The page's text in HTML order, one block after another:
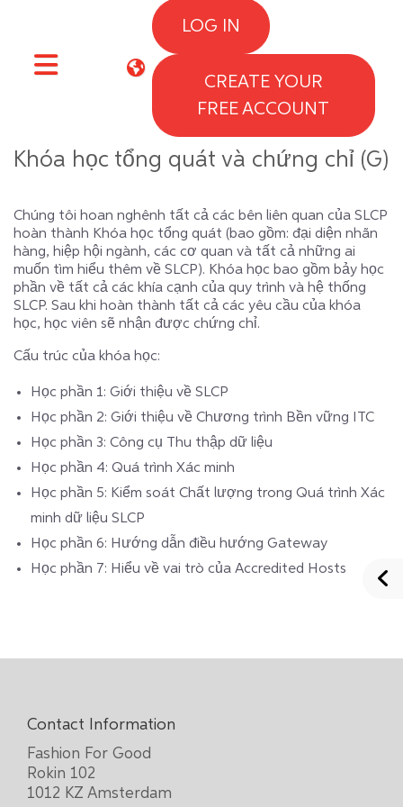
LOG IN
CREATE YOUR
FREE ACCOUNT
Khóa học tổng quát và chứng chỉ (G)
Chúng tôi hoan nghênh tất cả các bên liên quan của SLCP
hoàn thành Khóa học tổng quát (bao gồm: đại diện nhãn
hàng, hiệp hội ngành, các cơ quan và tất cả những ai
muốn tìm hiểu thêm về SLCP). Khóa học bao gồm bảy học
phần về tất cả các khía cạnh của quy trình và hệ thống
SLCP. Sau khi hoàn thành tất cả các yêu cầu của khóa
học, học viên sẽ nhận được chứng chỉ.
Cấu trúc của khóa học:
Học phần 1: Giới thiệu về SLCP
Học phần 2: Giới thiệu về Chương trình Bền vững ITC
Học phần 3: Công cụ Thu thập dữ liệu
Học phần 4: Quá trình Xác minh
Học phần 5: Kiểm soát Chất lượng trong Quá trình Xác
minh dữ liệu SLCP
Học phần 6: Hướng dẫn điều hướng Gateway
Học phần 7: Hiểu về vai trò của Accredited Hosts
Contact Information
Fashion For Good
Rokin 102
1012 KZ Amsterdam